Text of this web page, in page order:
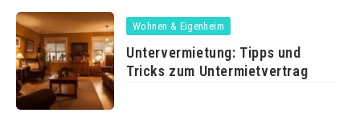
Wohnen & Eigenheim
Untervermietung: Tipps und
Tricks zum Untermietvertrag